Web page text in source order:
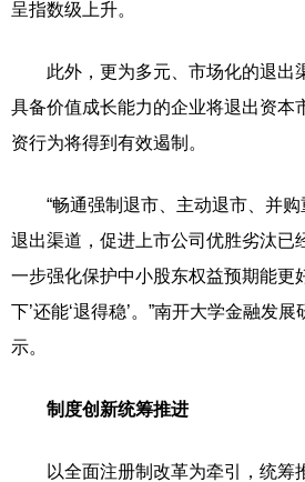
呈指数级上升。
此外，更为多元、市场化的退出
具备价值成长能力的企业将退出资本
资行为将得到有效遏制。
“畅通强制退市、主动退市、并购
退出渠道，促进上市公司优胜劣汰已
一步强化保护中小股东权益预期能更
下’还能‘退得稳’。”南开大学金融发
示。
制度创新统筹推进
以全面注册制改革为牵引，统筹